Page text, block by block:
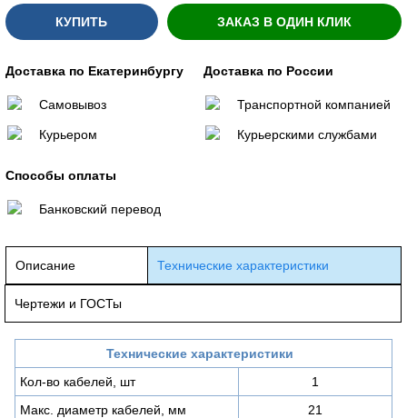
КУПИТЬ ЗАКАЗ В ОДИН КЛИК
Доставка по Екатеринбургу
Самовывоз
Курьером
Доставка по России
Транспортной компанией
Курьерскими службами
Способы оплаты
Банковский перевод
Описание Технические характеристики
Чертежи и ГОСТы
Технические характеристики
Кол-во кабелей, шт
1
Макс. диаметр кабелей, мм
21